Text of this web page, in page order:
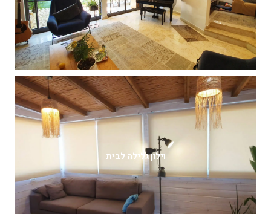
וילון גלילה לבית